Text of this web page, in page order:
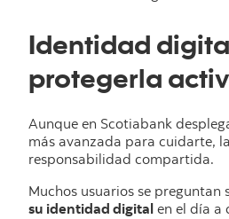
Identidad
protegerla
Aunque en Scotiabank
más avanzada para cuidarte,
responsabilidad compartida.
Muchos usuarios se preguntan
su identidad digital en el día a